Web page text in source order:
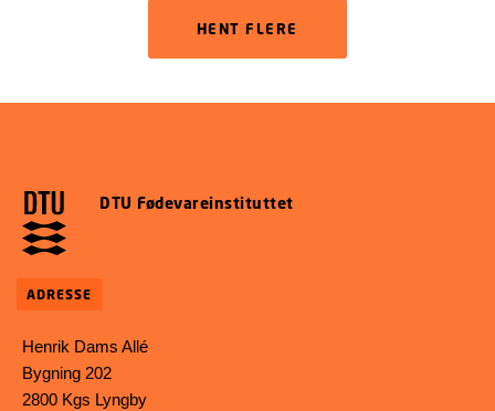
HENT FLERE
DTU Fødevareinstituttet
ADRESSE
Henrik Dams Allé
Bygning 202
2800 Kgs Lyngby